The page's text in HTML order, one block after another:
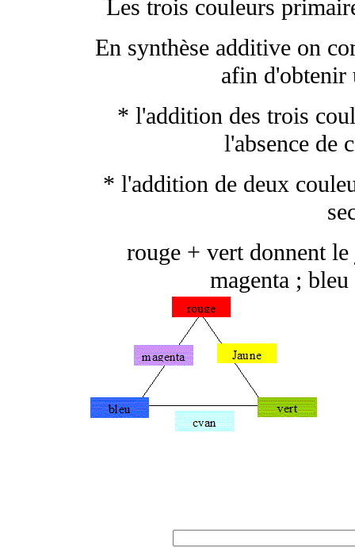
Les trois couleurs
En synthèse additive on
afin d'obtenir
* l'addition des trois
l'absence de
* l'addition de deux
rouge + vert donnent
magenta ;